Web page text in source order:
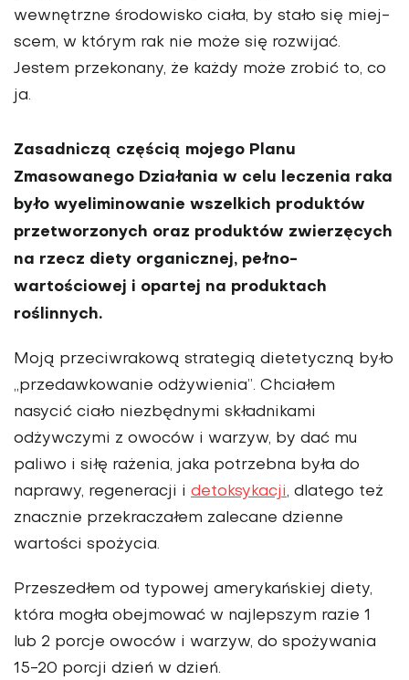
wewnętrzne środowisko ciała, by stało się miej­
scem, w którym rak nie może się rozwijać.
Jestem przekonany, że każdy może zrobić to, co
ja.
Zasadniczą częścią mojego Planu
Zmasowanego Działania w celu leczenia raka
było wyeliminowanie wszelkich produktów
przetworzonych oraz produk­tów zwierzęcych
na rzecz diety organicznej, pełno­
wartościowej i opartej na produktach
roślinnych.
Moją przeciwrakową strategią dietetyczną było
„przedawkowanie odżywienia”. Chciałem
nasycić ciało niezbędnymi składnikami
odżywczymi z owoców i wa­rzyw, by dać mu
paliwo i siłę rażenia, jaka potrzebna była do
naprawy, regeneracji i detoksykacji, dlatego też
znacz­nie przekraczałem zalecane dzienne
wartości spożycia.
Przeszedłem od typowej amerykańskiej diety,
która mogła obejmować w najlepszym razie 1
lub 2 porcje owo­ców i warzyw, do spożywania
15-20 porcji dzień w dzień.